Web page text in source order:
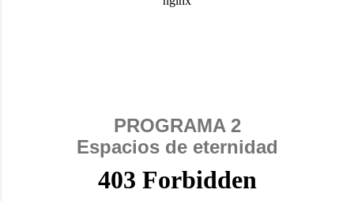
PROGRAMA 2
Espacios de eternidad